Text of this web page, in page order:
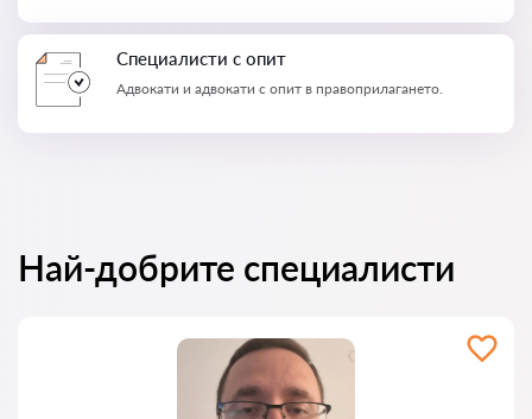
Специалисти с опит
Адвокати и адвокати с опит в правоприлагането.
Най-добрите специалисти